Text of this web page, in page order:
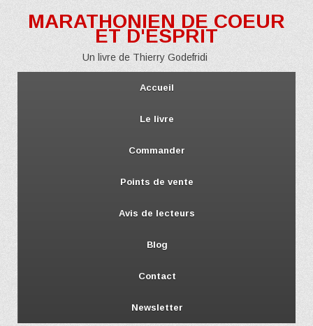
MARATHONIEN DE COEUR
ET D'ESPRIT
Un livre de Thierry Godefridi
Accueil
Le livre
Commander
Points de vente
Avis de lecteurs
Blog
Contact
Newsletter